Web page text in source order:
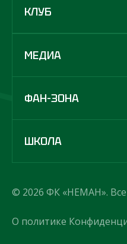
КЛУБ
МЕДИА
ФАН-ЗОНА
ШКОЛА
© 2026 ФК «НЕМАН».
О политике